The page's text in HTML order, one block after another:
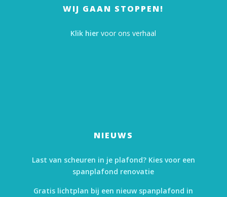
WIJ GAAN STOPPEN!
Klik hier voor ons verhaal
NIEUWS
Last van scheuren in je plafond? Kies voor een
spanplafond renovatie
Gratis lichtplan bij een nieuw spanplafond in